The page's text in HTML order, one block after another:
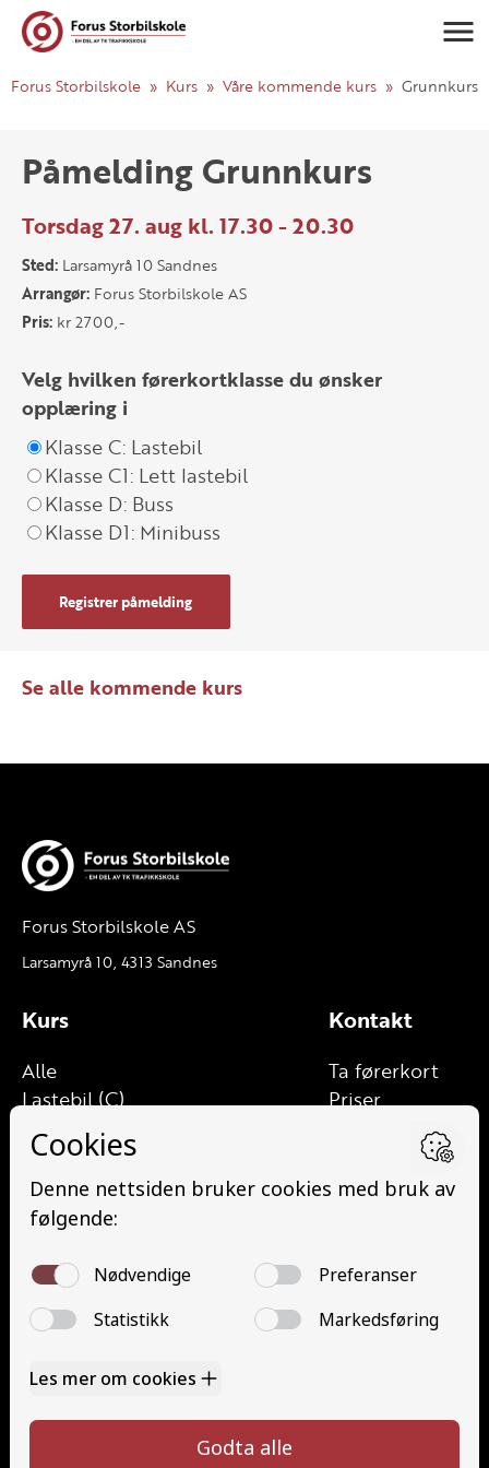
Forus Storbilskole Kurs Våre kommende kurs Grunnkurs
Påmelding Grunnkurs
Torsdag 27. aug kl. 17.30 - 20.30
Sted: Larsamyrå 10 Sandnes
Arrangør: Forus Storbilskole AS
Pris: kr 2700,-
Velg hvilken førerkortklasse du ønsker
opplæring i
Klasse C: Lastebil
Klasse C1: Lett lastebil
Klasse D: Buss
Klasse D1: Minibuss
Registrer påmelding
Se alle kommende kurs
Forus Storbilskole AS
Larsamyrå 10, 4313 Sandnes
Kurs
Alle
Lastebil (C)
Lett lastebil (C1)
Lastebil med henger (CE)
Lett lastebil med henger (C1E)
Buss (D)
Minibuss med henger (D1E)
Buss med henger (DE)
Grunnutdanning (YSK)
Kontakt
Ta førerkort
Priser
Kontakt oss